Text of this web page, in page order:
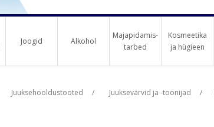
Joogid Alkohol
Majapidamis-
tarbed
Kosmeetika
ja hügieen
Juuksehooldustooted / Juuksevärvid ja -toonijad /